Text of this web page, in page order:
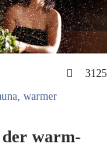
3125
, warmer
der warm-